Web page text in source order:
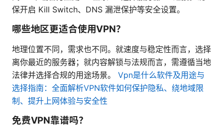
保开启 Kill Switch、DNS 漏泄保护等安全设置。
哪些地区更适合使用VPN？
地理位置不同，需求也不同。就速度与稳定性而言，选择
离你最近的服务器；就内容解锁与法规而言，需遵循当地
法律并选择合规的用途场景。 Vpn是什么软件及用途与
选择指南：全面解析VPN软件如何保护隐私、绕地域限
制、提升上网体验与安全性
免费VPN靠谱吗？